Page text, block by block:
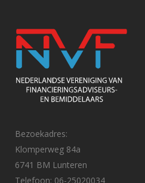
Bezoekadres:
Klomperweg 84a
6741 BM Lunteren
Telefoon: 06-25020034